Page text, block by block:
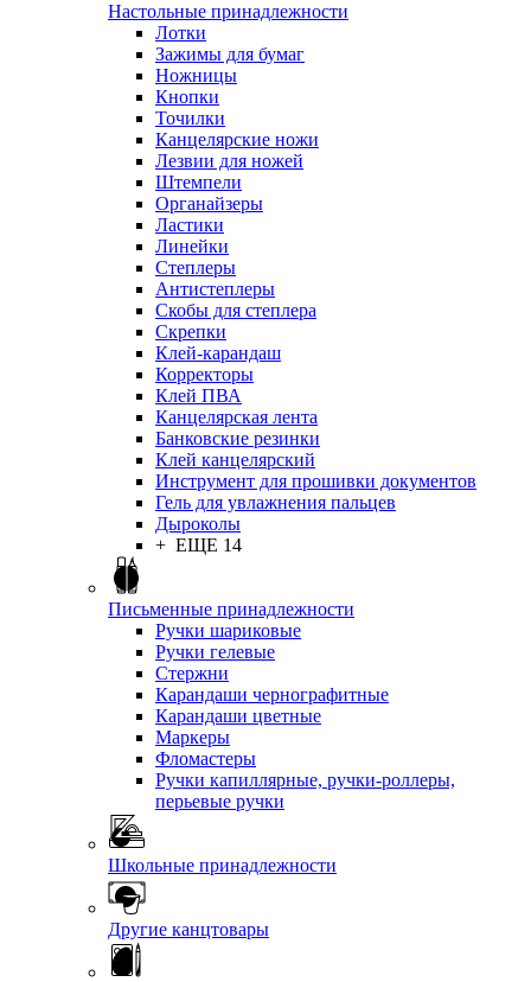
Настольные принадлежности
Лотки
Зажимы для бумаг
Ножницы
Кнопки
Точилки
Канцелярские ножи
Лезвии для ножей
Штемпели
Органайзеры
Ластики
Линейки
Степлеры
Антистеплеры
Скобы для степлера
Скрепки
Клей-карандаш
Корректоры
Клей ПВА
Канцелярская лента
Банковские резинки
Клей канцелярский
Инструмент для прошивки документов
Гель для увлажнения пальцев
Дыроколы
+ ЕЩЕ 14
Письменные принадлежности
Ручки шариковые
Ручки гелевые
Стержни
Карандаши чернографитные
Карандаши цветные
Маркеры
Фломастеры
Ручки капиллярные, ручки-роллеры,
перьевые ручки
Школьные принадлежности
Другие канцтовары